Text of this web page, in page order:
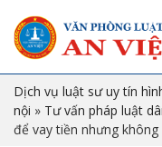
Dịch vụ luật sư uy tín
nội » Tư vấn pháp luật
để vay tiền nhưng